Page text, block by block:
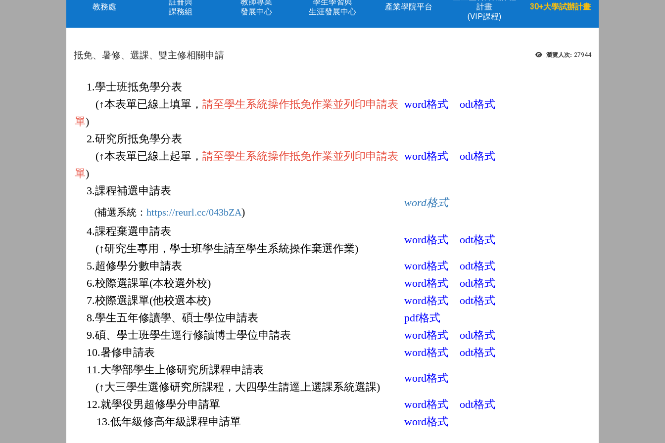
教務處
課務組
發展中心
生涯發展中心
產業學院平台
計畫
(VIP課程)
30+大學試辦計畫
瀏覽人次: 27944
抵免、暑修、選課、雙主修相關申請
1.學士班抵免學分表
(↑本表單已線上填單，請至學生系統操作抵免作業並列印申請表
單)
word格式 odt格式
2.研究所抵免學分表
(↑本表單已線上起單，請至學生系統操作抵免作業並列印申請表
單)
word格式 odt格式
3.課程補選申請表
(補選系統：https://reurl.cc/043bZA)
word格式
4.課程棄選申請表
(↑研究生專用，學士班學生請至學生系統操作棄選作業)
word格式 odt格式
5.超修學分數申請表 word格式 odt格式
6.校際選課單(本校選外校) word格式 odt格式
7.校際選課單(他校選本校) word格式 odt格式
8.學生五年修讀學、碩士學位申請表 pdf格式
9.碩、學士班學生逕行修讀博士學位申請表 word格式 odt格式
10.暑修申請表 word格式 odt格式
11.大學部學生上修研究所課程申請表
(↑大三學生選修研究所課程，大四學生請逕上選課系統選課)
word格式
12.就學役男超修學分申請單 word格式 odt格式
13.低年級修高年級課程申請單
word格式